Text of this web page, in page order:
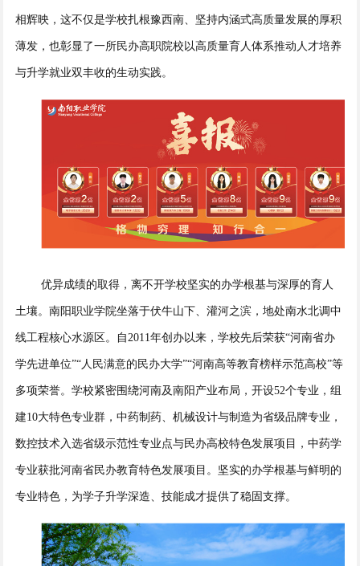
相辉映，这不仅是学校扎根豫西南、坚持内涵式高质量发展的厚积
薄发，也彰显了一所民办高职院校以高质量育人体系推动人才培养
与升学就业双丰收的生动实践。
优异成绩的取得，离不开学校坚实的办学根基与深厚的育人
土壤。南阳职业学院坐落于伏牛山下、灌河之滨，地处南水北调中
线工程核心水源区。自2011年创办以来，学校先后荣获“河南省办
学先进单位”“人民满意的民办大学”“河南高等教育榜样示范高校”等
多项荣誉。学校紧密围绕河南及南阳产业布局，开设52个专业，组
建10大特色专业群，中药制药、机械设计与制造为省级品牌专业，
数控技术入选省级示范性专业点与民办高校特色发展项目，中药学
专业获批河南省民办教育特色发展项目。坚实的办学根基与鲜明的
专业特色，为学子升学深造、技能成才提供了稳固支撑。